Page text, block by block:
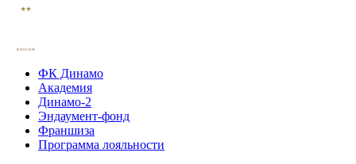
ФК Динамо
Академия
Динамо-2
Эндаумент-фонд
Франшиза
Программа лояльности